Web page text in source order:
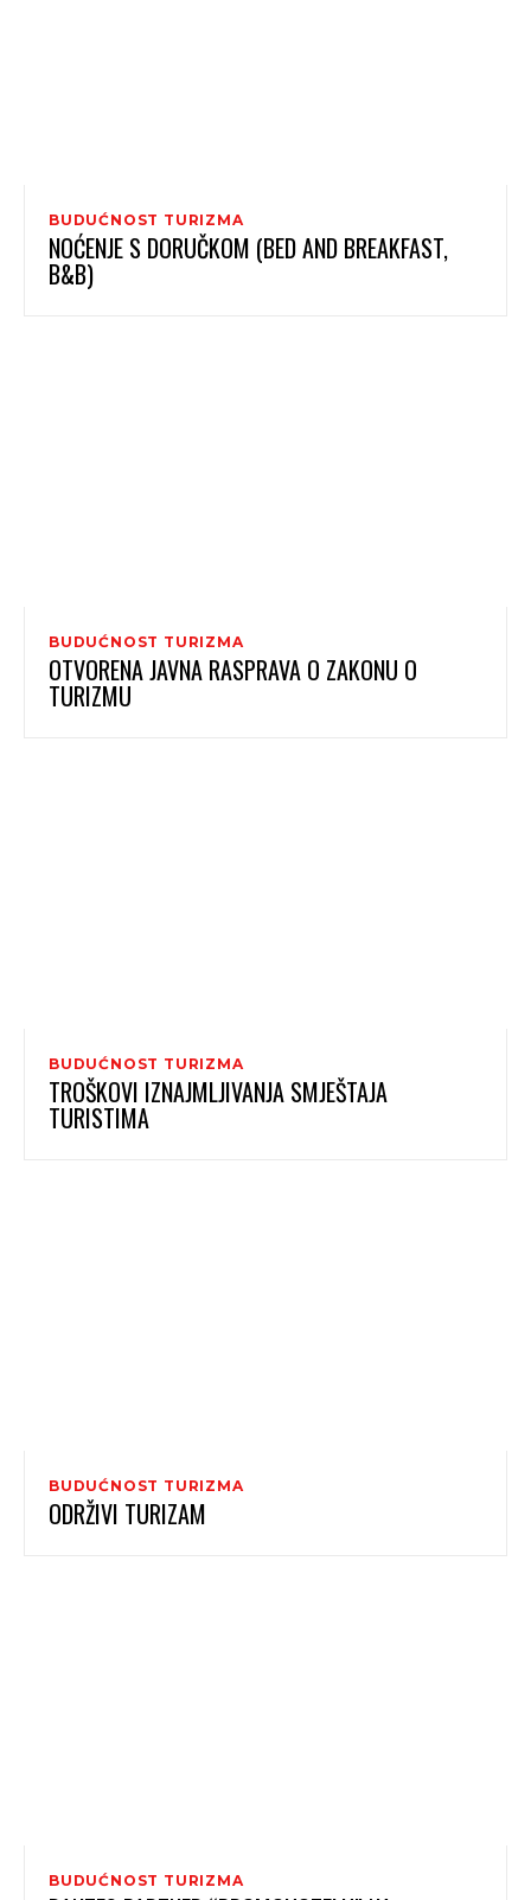
BUDUĆNOST TURIZMA
NOĆENJE S DORUČKOM (BED AND BREAKFAST,
B&B)
BUDUĆNOST TURIZMA
OTVORENA JAVNA RASPRAVA O ZAKONU O
TURIZMU
BUDUĆNOST TURIZMA
TROŠKOVI IZNAJMLJIVANJA SMJEŠTAJA
TURISTIMA
BUDUĆNOST TURIZMA
ODRŽIVI TURIZAM
BUDUĆNOST TURIZMA